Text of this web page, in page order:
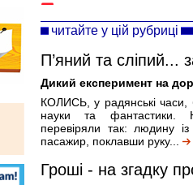
читайте у цій рубриці
П’яний та сліпий...
Дикий експеримент на
КОЛИСЬ, у радянські
науки та фантастики.
перевіряли так: людину
пасажир, поклавши руку...
Гроші - на згадку